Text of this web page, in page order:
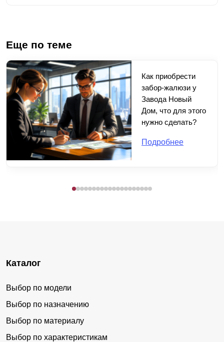
Еще по теме
Как приобрести
забор-жалюзи у
Завода Новый
Дом, что для этого
нужно сделать?
Подробнее
Каталог
Выбор по модели
Выбор по назначению
Выбор по материалу
Выбор по характеристикам